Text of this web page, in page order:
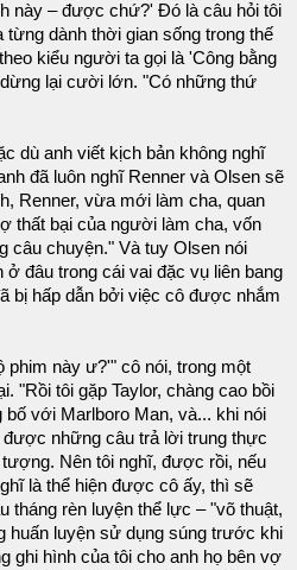
này – được chứ?' Đó là câu hỏi tôi
dành thời gian sống trong thế
kiểu người ta gọi là 'Công bằng
lại cười lớn. "Có những thứ
dù anh viết kịch bản không nghĩ
đã luôn nghĩ Renner và Olsen sẽ
Renner, vừa mới làm cha, quan
thất bại của người làm cha, vốn
câu chuyện." Và tuy Olsen nói
đâu trong cái vai đặc vụ liên bang
bị hấp dẫn bởi việc cô được nhắm
phim này ư?'" cô nói, trong một
"Rồi tôi gặp Taylor, chàng cao bồi
với Marlboro Man, và... khi nói
những câu trả lời trung thực
Nên tôi nghĩ, được rồi, nếu
là thể hiện được cô ấy, thì sẽ
tháng rèn luyện thể lực – "võ thuật,
huấn luyện sử dụng súng trước khi
ghi hình của tôi cho anh họ bên vợ